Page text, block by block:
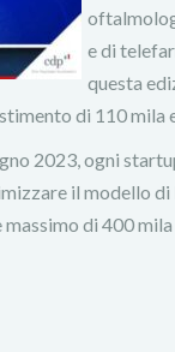
e di
questa
di 110 mila
2023, ogni
il modello
di 400